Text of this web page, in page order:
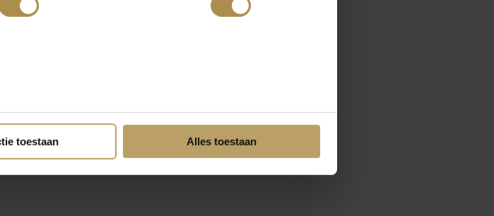
toestaan Alles toestaan